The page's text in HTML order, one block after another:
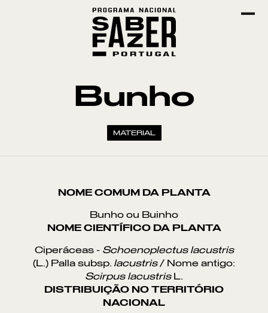
Bunho
MATERIAL
NOME COMUM DA PLANTA
Bunho ou Buinho
NOME CIENTÍFICO DA PLANTA
Ciperáceas - Schoenoplectus lacustris
(L.) Palla subsp. lacustris/ Nome antigo:
Scirpus lacustrisL.
DISTRIBUIÇÃO NO TERRITÓRIO
NACIONAL